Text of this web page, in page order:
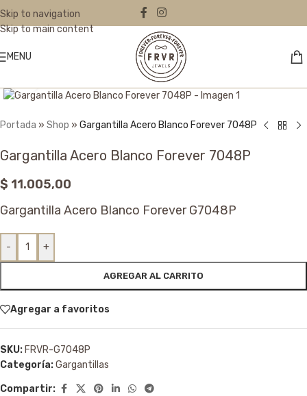
Skip to navigation
Skip to main content
MENU
Portada » Shop » Gargantilla Acero Blanco Forever 7048P
Gargantilla Acero Blanco Forever 7048P
$ 11.005,00
Gargantilla Acero Blanco Forever G7048P
- +
AGREGAR AL CARRITO
Agregar a favoritos
SKU: FRVR-G7048P
Categoría:Gargantillas
Compartir: